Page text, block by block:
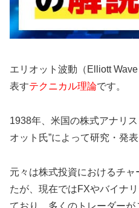
エリオット波動（Elliott
表すテクニカル理論です。
1938年、米国の株式アナリ
オット氏”によって研究・発表
元々は株式投資におけるチ
たが、現在ではFXやバイナ
ており、多くのトレーダー